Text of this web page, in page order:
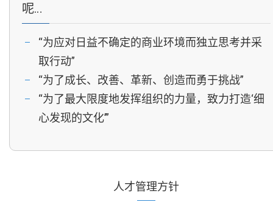
呢…
“为应对日益不确定的商业环境而独立思考并采
取行动”
“为了成长、改善、革新、创造而勇于挑战”
“为了最大限度地发挥组织的力量，致力打造‘细
心发现的文化’”
人才管理方针